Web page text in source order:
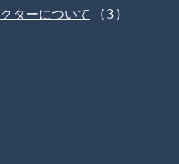
ターについて
(3)